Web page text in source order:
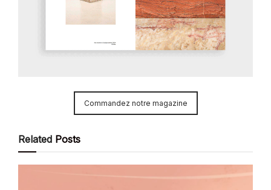
Commandez notre magazine
Related Posts